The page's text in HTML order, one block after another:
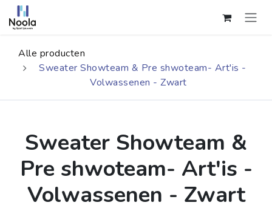
Overslaan naar inhoud
Alle producten
Sweater Showteam & Pre shwoteam- Art'is -
Volwassenen - Zwart
Sweater Showteam &
Pre shwoteam- Art'is -
Volwassenen - Zwart